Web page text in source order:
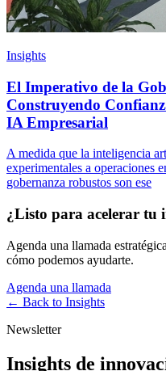
Insights
El Imperativo de la
Construyendo
IA Empresarial
A medida que la inteligencia
experimentales a operaciones
gobernanza robustos son ese
¿Listo para acelerar tu
Agenda una llamada
cómo podemos ayudarte.
Agenda una llamada
← Back to Insights
Newsletter
Insights de